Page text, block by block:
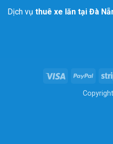
Dịch vụ thuê xe lăn tại Đà
Visa